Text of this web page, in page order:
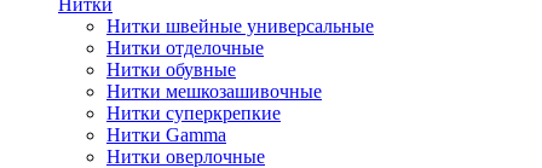
Нитки
Нитки швейные универсальные
Нитки отделочные
Нитки обувные
Нитки мешкозашивочные
Нитки суперкрепкие
Нитки Gamma
Нитки оверлочные